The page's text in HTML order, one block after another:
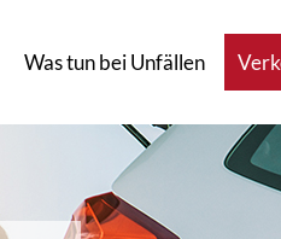
Was tun bei Unfällen